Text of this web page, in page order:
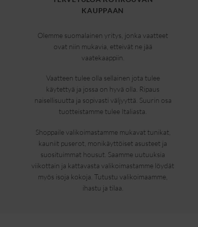
KAUPPAAN
Olemme suomalainen yritys, jonka vaatteet
ovat niin mukavia, etteivät ne jää
vaatekaappiin.
Vaatteen tulee olla sellainen jota tulee
käytettyä ja jossa on hyvä olla. Ripaus
naisellisuutta ja sopivasti väljyyttä. Suurin osa
tuotteistamme tulee Italiasta.
Shoppaile valikoimastamme mukavat tunikat,
kauniit puserot, monikäyttöiset asusteet ja
suosituimmat housut. Saamme uutuuksia
viikottain ja kattavasta valikoimastamme löydät
myös isoja kokoja. Tutustu valikoimaamme,
ihastu ja tilaa.